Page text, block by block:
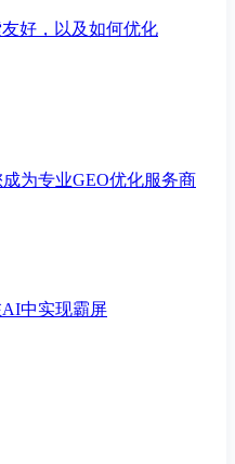
好，以及如何优化
为专业GEO优化服务商
中实现霸屏